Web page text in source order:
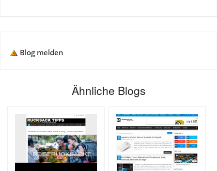
Blog melden
Ähnliche Blogs